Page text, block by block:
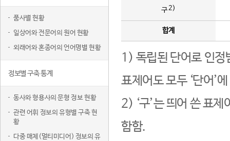
품사별 현황
일상어와 전문어의 원어 현황
외래어와 혼종어의 언어명별 현황
정보별 구축 통계
동사와 형용사의 문형 정보 현황
관련 어휘 정보의 유형별 구축 현
황
다중 매체(멀티미디어) 정보의 유
구2)
합계
1) 독립된 단어로 인정
표제어도 모두 ‘단어’
2) ‘구’는 띄어 쓴 표
함함.